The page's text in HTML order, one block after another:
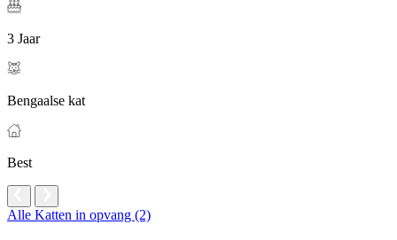
3 Jaar
Bengaalse kat
Best
Alle Katten in opvang (2)